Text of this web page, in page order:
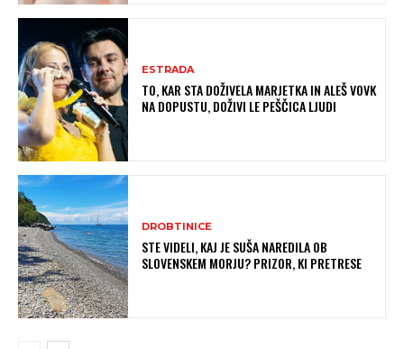
ESTRADA
TO, KAR STA DOŽIVELA MARJETKA IN ALEŠ VOVK
NA DOPUSTU, DOŽIVI LE PEŠČICA LJUDI
DROBTINICE
STE VIDELI, KAJ JE SUŠA NAREDILA OB
SLOVENSKEM MORJU? PRIZOR, KI PRETRESE